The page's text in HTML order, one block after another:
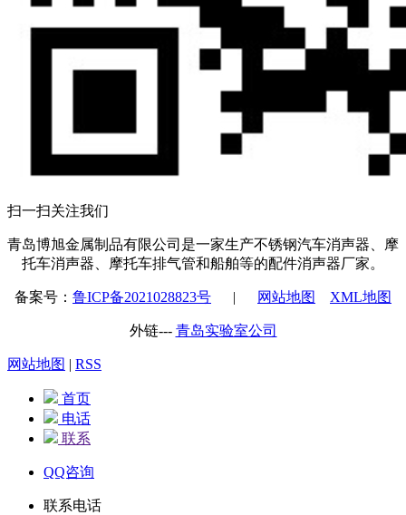
扫一扫关注我们
青岛博旭金属制品有限公司是一家生产不锈钢汽车消声器、摩
托车消声器、摩托车排气管和船舶等的配件消声器厂家。
备案号： 鲁ICP备2021028823号 | 网站地图 XML地图
外链--- 青岛实验室公司
网站地图 | RSS
首页
电话
联系
QQ咨询
联系电话